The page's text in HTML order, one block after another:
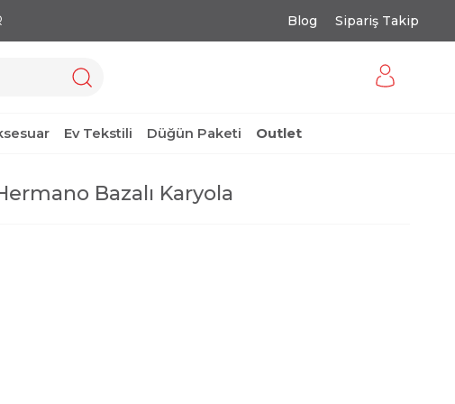
Blog Sipariş Takip
Ev Tekstili Düğün Paketi Outlet
Bazalı Karyola